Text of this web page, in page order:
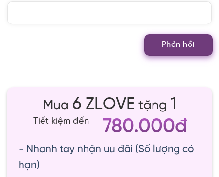
Mua 6 ZLOVE tặng 1
Tiết kiệm đến 780.000đ
- Nhanh tay nhận ưu đãi (Số lượng có
hạn)